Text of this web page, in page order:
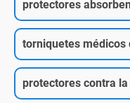
protectores
torniquetes médicos
protectores contra